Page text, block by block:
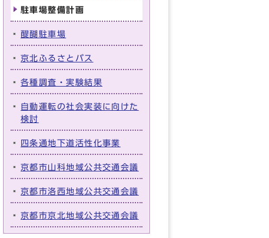
駐車場整備計画
醍醐駐車場
京北ふるさとバス
各種調査・実験結果
自動運転の社会実装に向けた
検討
四条通地下道活性化事業
京都市山科地域公共交通会議
京都市洛西地域公共交通会議
京都市京北地域公共交通会議